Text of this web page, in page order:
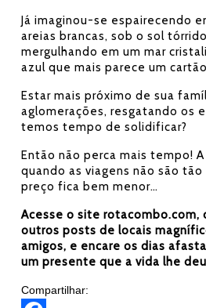
Já imaginou-se espairecendo
areias brancas, sob o sol
mergulhando em um mar
azul que mais parece um
Estar mais próximo de sua
aglomerações, resgatando os
temos tempo de solidificar?
Então não perca mais tempo! A
quando as viagens não são tão
preço fica bem menor…
Acesse o site rotacombo.com,
outros posts de locais
amigos, e encare os dias
um presente que a vida lhe
Compartilhar: